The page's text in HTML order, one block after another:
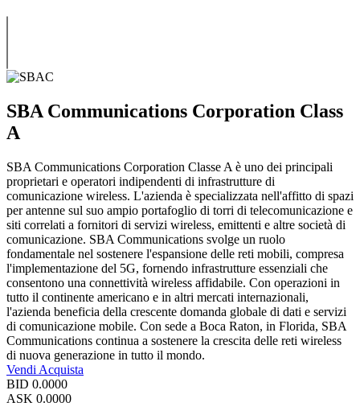
SBA Communications Corporation Class
A
SBA Communications Corporation Classe A è uno dei principali
proprietari e operatori indipendenti di infrastrutture di
comunicazione wireless. L'azienda è specializzata nell'affitto di spazi
per antenne sul suo ampio portafoglio di torri di telecomunicazione e
siti correlati a fornitori di servizi wireless, emittenti e altre società di
comunicazione. SBA Communications svolge un ruolo
fondamentale nel sostenere l'espansione delle reti mobili, compresa
l'implementazione del 5G, fornendo infrastrutture essenziali che
consentono una connettività wireless affidabile. Con operazioni in
tutto il continente americano e in altri mercati internazionali,
l'azienda beneficia della crescente domanda globale di dati e servizi
di comunicazione mobile. Con sede a Boca Raton, in Florida, SBA
Communications continua a sostenere la crescita delle reti wireless
di nuova generazione in tutto il mondo.
Vendi Acquista
BID 0.0000
ASK 0.0000